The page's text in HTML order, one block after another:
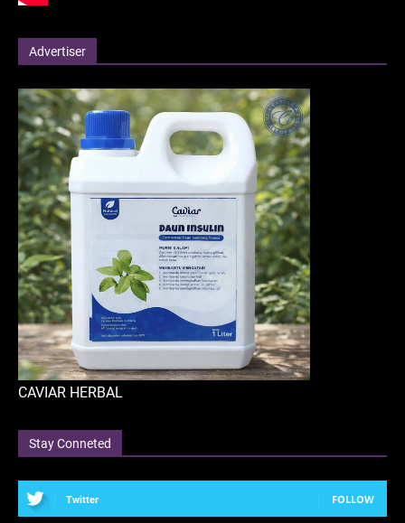
Advertiser
CAVIAR HERBAL
Stay Conneted
Twitter FOLLOW